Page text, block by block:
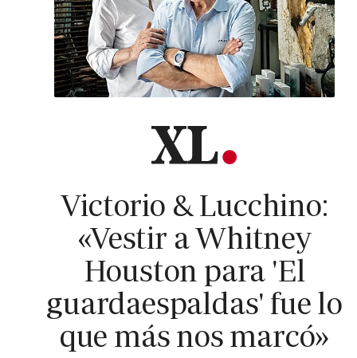
Victorio & Lucchino:
«Vestir a Whitney
Houston para 'El
guardaespaldas' fue lo
que más nos marcó»